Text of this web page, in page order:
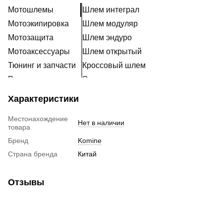
Мотошлемы
Мотоэкипировка
Мотозащита
Мотоаксессуары
Тюнинг и запчасти
Расходники
Шлем интеграл
Шлем модуляр
Шлем эндуро
Шлем открытый
Кроссовый шлем
Эксклюзивные шлемы
Мотошлем для ребенка
Характеристики
Местонахождение
товара
Нет в наличии
Бренд
Komine
Страна бренда
Китай
Отзывы